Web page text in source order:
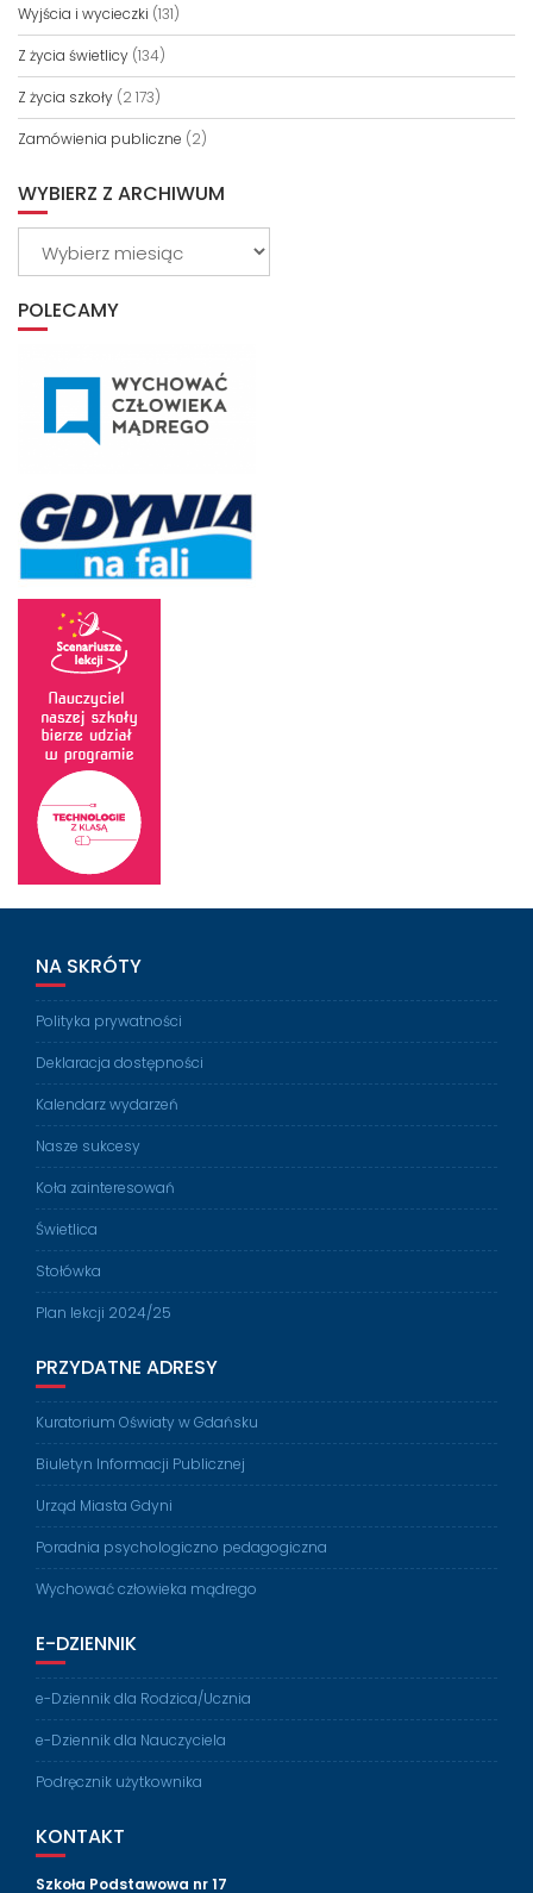
Wyjścia i wycieczki (131)
Z życia świetlicy (134)
Z życia szkoły (2 173)
Zamówienia publiczne (2)
WYBIERZ Z ARCHIWUM
POLECAMY
NA SKRÓTY
Polityka prywatności
Deklaracja dostępności
Kalendarz wydarzeń
Nasze sukcesy
Koła zainteresowań
Świetlica
Stołówka
Plan lekcji 2024/25
PRZYDATNE ADRESY
Kuratorium Oświaty w Gdańsku
Biuletyn Informacji Publicznej
Urząd Miasta Gdyni
Poradnia psychologiczno pedagogiczna
Wychować człowieka mądrego
E-DZIENNIK
e-Dziennik dla Rodzica/Ucznia
e-Dziennik dla Nauczyciela
Podręcznik użytkownika
KONTAKT
Szkoła Podstawowa nr 17